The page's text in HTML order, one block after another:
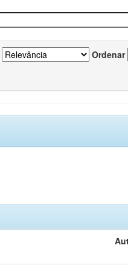
Ordenar